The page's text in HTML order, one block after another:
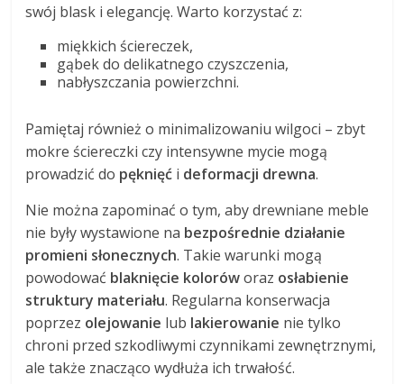
swój blask i elegancję. Warto korzystać z:
miękkich ściereczek,
gąbek do delikatnego czyszczenia,
nabłyszczania powierzchni.
Pamiętaj również o minimalizowaniu wilgoci – zbyt
mokre ściereczki czy intensywne mycie mogą
prowadzić do pęknięć i deformacji drewna.
Nie można zapominać o tym, aby drewniane meble
nie były wystawione na bezpośrednie działanie
promieni słonecznych. Takie warunki mogą
powodować blaknięcie koloróworaz osłabienie
struktury materiału. Regularna konserwacja
poprzez olejowanie lub lakierowanie nie tylko
chroni przed szkodliwymi czynnikami zewnętrznymi,
ale także znacząco wydłuża ich trwałość.